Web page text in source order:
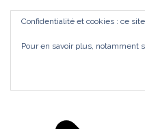
Aller
SI J'OSAIS
Bilan de
ACCUEIL
Confidentialité et cookies : ce
Pour en savoir plus, notamment